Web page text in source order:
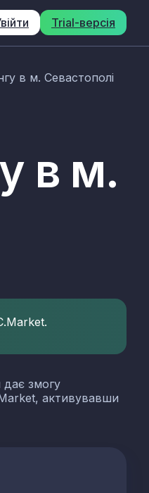
Trial-версія
в м. Севастополі
в м.
дає змогу
активувавши